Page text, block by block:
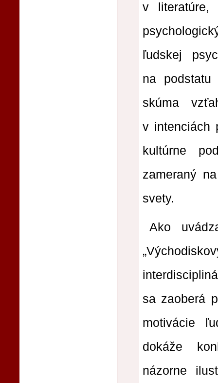
v literatúre,
ľudskej
na
skúma
v intenciách
kultúrne
zameraný
svety.
Ako
sa zaoberá
motivácie
dokáže
názorne